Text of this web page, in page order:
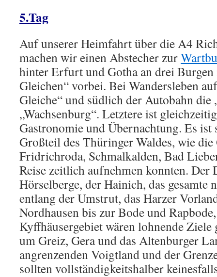
5.Tag
Auf unserer Heimfahrt über die A4
machen wir einen Abstecher zur
hinter Erfurt und Gotha an drei
Gleichen“ vorbei. Bei Wandersleben
Gleiche“ und südlich der Autobahn
„Wachsenburg“. Letztere ist
Gastronomie und Übernachtung. Es ist
Großteil des Thüringer Waldes, wie die
Fridrichroda, Schmalkalden, Bad
Reise zeitlich aufnehmen konnten. Der
Hörselberge, der Hainich, das
entlang der Umstrut, das Harzer
Nordhausen bis zur Bode und
Kyffhäusergebiet wären lohnende Ziele
um Greiz, Gera und das Altenburger
angrenzenden Voigtland und der
sollten vollständigkeitshalber